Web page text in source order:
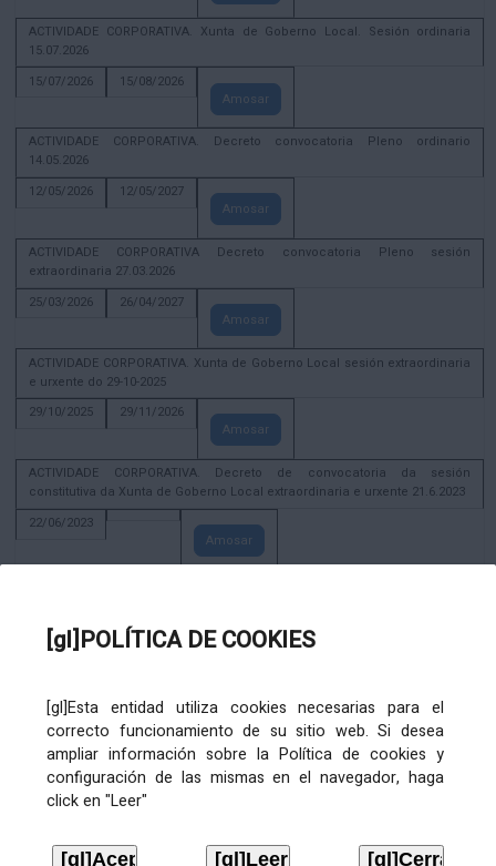
[gl]POLÍTICA DE COOKIES
[gl]Esta entidad utiliza cookies necesarias para el
correcto funcionamiento de su sitio web. Si desea
ampliar información sobre la Política de cookies y
configuración de las mismas en el navegador, haga
click en "Leer"
ACTIVIDADE CORPORATIVA. Xunta de Goberno Local. Sesión ordinaria
15.07.2026
15/07/2026
15/08/2026
Amosar
ACTIVIDADE CORPORATIVA. Decreto convocatoria Pleno ordinario
14.05.2026
12/05/2026
12/05/2027
Amosar
ACTIVIDADE CORPORATIVA Decreto convocatoria Pleno sesión
extraordinaria 27.03.2026
25/03/2026
26/04/2027
Amosar
ACTIVIDADE CORPORATIVA. Xunta de Goberno Local sesión extraordinaria
e urxente do 29-10-2025
29/10/2025
29/11/2026
Amosar
ACTIVIDADE CORPORATIVA. Decreto de convocatoria da sesión
constitutiva da Xunta de Goberno Local extraordinaria e urxente 21.6.2023
22/06/2023
Amosar
Amosar
28/12/2020
Amosar
ACTIVIDADE CORPORATIVA. Extracto do Pleno ordinario de data 2.7.2020